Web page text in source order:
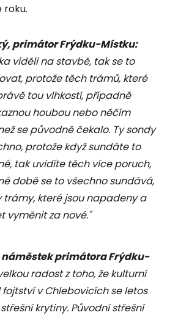
roku.
primátor Frýdku-Místku:
viděli na stavbě, tak se to
protože těch trámů, které
tou vlhkostí, případně
houbou nebo něčím
se původně čekalo. Ty sondy
protože když sundáte to
tak uvidíte těch více poruch,
době se to všechno sundává,
trámy, které jsou napadeny a
vyměnit za nové."
náměstek primátora Frýdku-
radost z toho, že kulturní
v Chlebovicích se letos
krytiny. Původní střešní